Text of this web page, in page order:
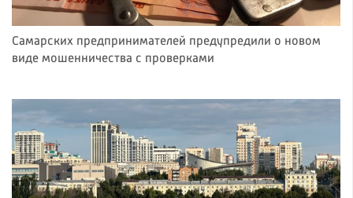
Самарских предпринимателей предупредили о новом
виде мошенничества с проверками